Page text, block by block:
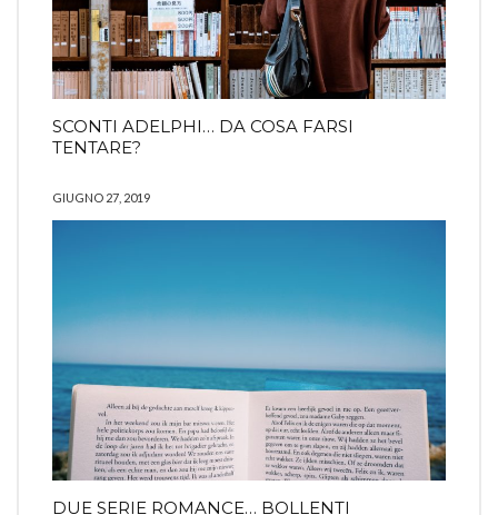
SCONTI ADELPHI… DA COSA FARSI
TENTARE?
GIUGNO 27, 2019
DUE SERIE ROMANCE… BOLLENTI